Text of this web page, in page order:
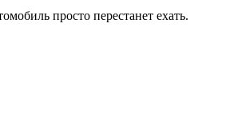
просто перестанет ехать.